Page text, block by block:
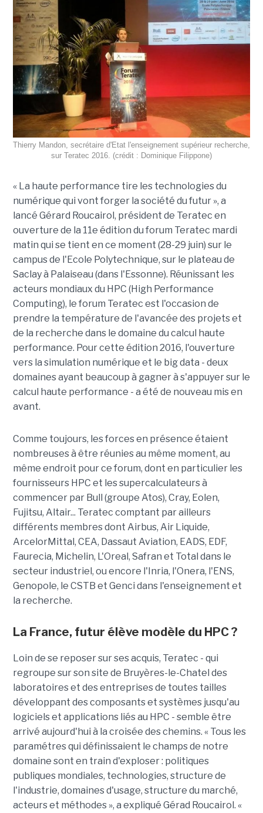
Thierry Mandon, secrétaire d'Etat l'enseignement supérieur recherche,
sur Teratec 2016. (crédit : Dominique Filippone)
« La haute performance tire les technologies du
numérique qui vont forger la société du futur », a
lancé Gérard Roucairol, président de Teratec en
ouverture de la 11e édition du forum Teratec mardi
matin qui se tient en ce moment (28-29 juin) sur le
campus de l'Ecole Polytechnique, sur le plateau de
Saclay à Palaiseau (dans l'Essonne). Réunissant les
acteurs mondiaux du HPC (High Performance
Computing), le forum Teratec est l'occasion de
prendre la température de l'avancée des projets et
de la recherche dans le domaine du calcul haute
performance. Pour cette édition 2016, l'ouverture
vers la simulation numérique et le big data - deux
domaines ayant beaucoup à gagner à s'appuyer sur le
calcul haute performance - a été de nouveau mis en
avant.
Comme toujours, les forces en présence étaient
nombreuses à être réunies au même moment, au
même endroit pour ce forum, dont en particulier les
fournisseurs HPC et les supercalculateurs à
commencer par Bull (groupe Atos), Cray, Eolen,
Fujitsu, Altair... Teratec comptant par ailleurs
différents membres dont Airbus, Air Liquide,
ArcelorMittal, CEA, Dassaut Aviation, EADS, EDF,
Faurecia, Michelin, L'Oreal, Safran et Total dans le
secteur industriel, ou encore l'Inria, l'Onera, l'ENS,
Genopole, le CSTB et Genci dans l'enseignement et
la recherche.
La France, futur élève modèle du HPC ?
Loin de se reposer sur ses acquis, Teratec - qui
regroupe sur son site de Bruyères-le-Chatel des
laboratoires et des entreprises de toutes tailles
développant des composants et systèmes jusqu'au
logiciels et applications liés au HPC - semble être
arrivé aujourd'hui à la croisée des chemins. « Tous les
paramétres qui définissaient le champs de notre
domaine sont en train d'exploser : politiques
publiques mondiales, technologies, structure de
l'industrie, domaines d'usage, structure du marché,
acteurs et méthodes », a expliqué Gérad Roucairol. «